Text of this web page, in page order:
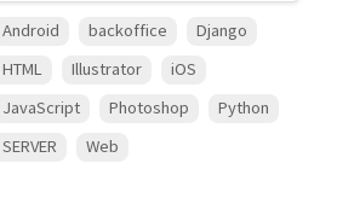
Android backoffice
Django
HTML
Illustrator
iOS
JavaScript
Photoshop
Python
SERVER
Web